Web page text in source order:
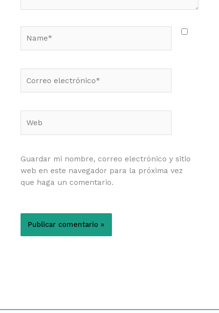
electrónico*
Guardar mi nombre, correo electrónico y sitio
web en este navegador para la próxima vez
que haga un comentario.